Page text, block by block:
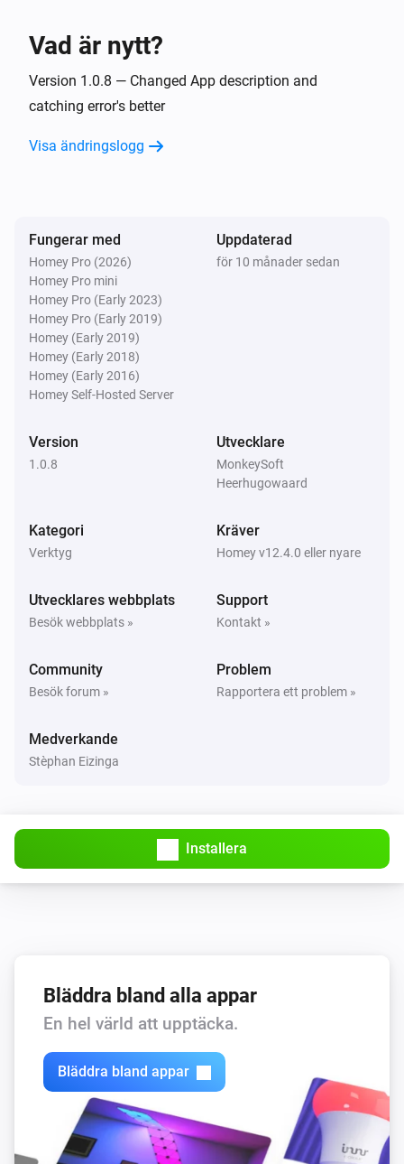
Set screen on
Set Notification Layout to AndroidTV Display
Small Image
Display Source:
Vad är nytt?
Version 1.0.8 — Changed App description and
catching error's better
Visa ändringslogg
Fungerar med
Homey Pro (2026)
Homey Pro mini
Homey Pro (Early 2023)
Homey Pro (Early 2019)
Homey (Early 2019)
Homey (Early 2018)
Homey (Early 2016)
Homey Self-Hosted Server
Uppdaterad
för 10 månader sedan
Version
1.0.8
Utvecklare
MonkeySoft
Heerhugowaard
Kategori
Verktyg
Kräver
Homey v12.4.0 eller nyare
Utvecklares webbplats
Besök webbplats »
Support
Kontakt »
Community
Besök forum »
Problem
Rapportera ett problem »
Medverkande
Stèphan Eizinga
Installera
Bläddra bland alla appar
En hel värld att upptäcka.
Bläddra bland appar